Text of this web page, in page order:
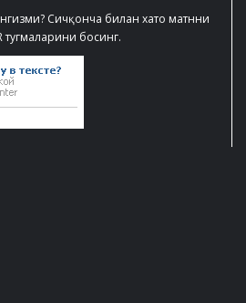
Сичқонча билан хато матнни
тугмаларини босинг.